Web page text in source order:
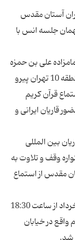
آستان مقدس
جلسه انس با
علی بن حمزه
علیه السلام مشهور به امامزاده معصوم در منطقه 10 تهران پیرو
قرآن کریم
قاریان ایرانی و
بین المللی
وقف و تلاوت به
مقدس از استماع
گفتنی است این مراسم عصر امروز شنبه 29خرداد از ساعت 18:30
در خیابان